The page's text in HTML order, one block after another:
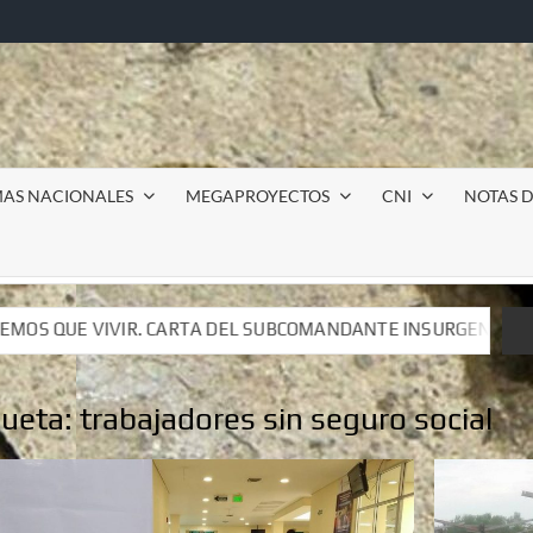
NACIONALES MEGAPROYECTOS CNI NOTAS
INSURGENTE MOISÉS A LUIS DE TAVIRA
INSURGENTE MOISÉS A LUIS DE TAVIRA
trabajadores sin seguro social